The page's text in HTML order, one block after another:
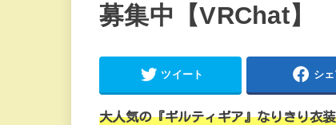
募集中【VRChat】
ツイート シ
大人気の『ギルティギア』なりきり衣